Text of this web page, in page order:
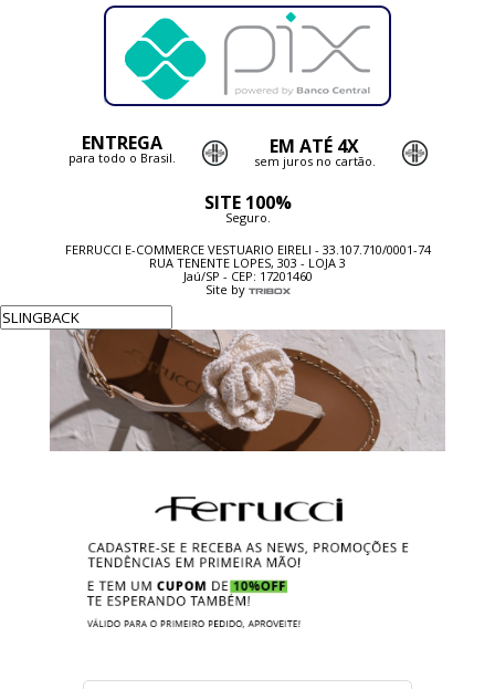
ENTREGA
para todo o Brasil. EM ATÉ 4X
sem juros no cartão.
SITE 100%
Seguro.
FERRUCCI E-COMMERCE VESTUARIO EIRELI - 33.107.710/0001-74
RUA TENENTE LOPES, 303 - LOJA 3
Jaú/SP - CEP: 17201460
Site by